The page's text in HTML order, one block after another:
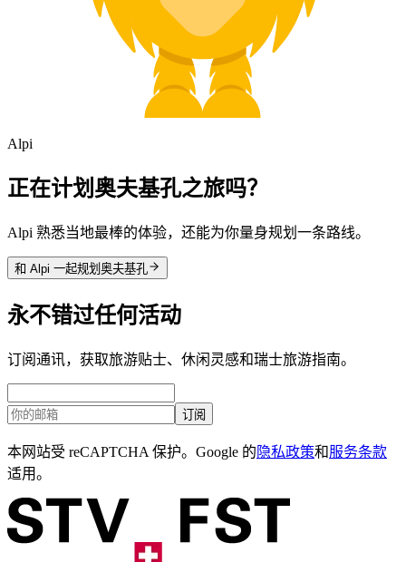
Alpi
正在计划奥夫基孔之旅吗？
Alpi 熟悉当地最棒的体验，还能为你量身规划一条路线。
和 Alpi 一起规划奥夫基孔
永不错过任何活动
订阅通讯，获取旅游贴士、休闲灵感和瑞士旅游指南。
订阅
本网站受 reCAPTCHA 保护。Google 的 隐私政策和服务条款
适用。